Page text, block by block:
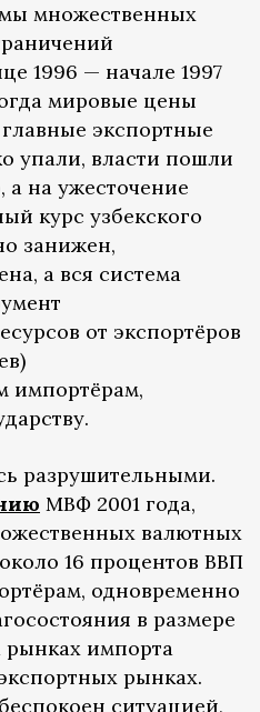
множественных
1996 — начале 1997
мировые цены
экспортные
упали, власти пошли
на ужесточение
курс узбекского
занижен,
а вся система
от экспортёров
импортёрам,
разрушительными.
МВФ 2001 года,
валютных
16 процентов ВВП
одновременно
в размере
рынках импорта
рынках.
ситуацией,